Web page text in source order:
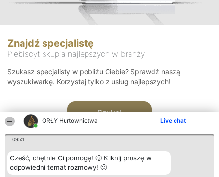
ORŁY Hurtownictwa Live chat
09:41
Cześć, chętnie Ci pomogę! 🙂 Kliknij proszę w
odpowiedni temat rozmowy! 🙂
Znajdź specjalistę
Plebiscyt skupia najlepszych w branży
Szukasz specjalisty w pobliżu Ciebie? Sprawdź naszą
wyszukiwarkę. Korzystaj tylko z usług najlepszych!
Szukaj